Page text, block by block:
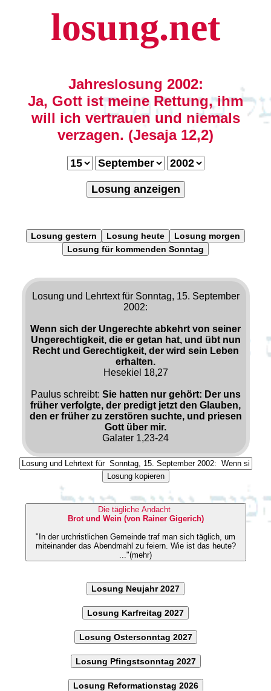
losung.net
Jahreslosung 2002:
Ja, Gott ist meine Rettung, ihm
will ich vertrauen und niemals
verzagen. (Jesaja 12,2)
Losung anzeigen
Losung gestern Losung heute
Losung morgen
Losung für kommenden Sonntag
Losung und Lehrtext für Sonntag, 15. September
2002:
Wenn sich der Ungerechte abkehrt von seiner
Ungerechtigkeit, die er getan hat, und übt nun
Recht und Gerechtigkeit, der wird sein Leben
erhalten.
Hesekiel 18,27
Paulus schreibt: Sie hatten nur gehört: Der uns
früher verfolgte, der predigt jetzt den Glauben,
den er früher zu zerstören suchte, und priesen
Gott über mir.
Galater 1,23-24
Losung kopieren
Die tägliche Andacht
Brot und Wein (von Rainer Gigerich)
"In der urchristlichen Gemeinde traf man sich täglich, um
miteinander das Abendmahl zu feiern. Wie ist das heute?
..."(mehr)
Losung Neujahr 2027
Losung Karfreitag 2027
Losung Ostersonntag 2027
Losung Pfingstsonntag 2027
Losung Reformationstag 2026